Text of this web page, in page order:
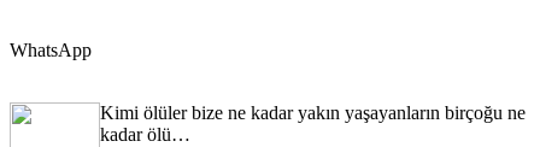
WhatsApp
Kimi ölüler bize ne kadar yakın yaşayanların birçoğu ne
kadar ölü…